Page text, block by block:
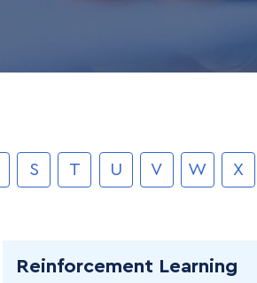
S T U V W X
Reinforcement Learning